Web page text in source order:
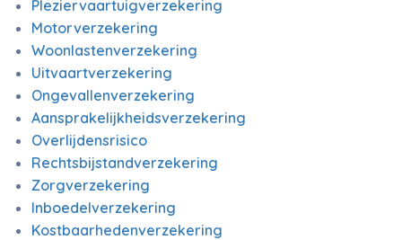
Pleziervaartuigverzekering
Motorverzekering
Woonlastenverzekering
Uitvaartverzekering
Ongevallenverzekering
Aansprakelijkheidsverzekering
Overlijdensrisico
Rechtsbijstandverzekering
Zorgverzekering
Inboedelverzekering
Kostbaarhedenverzekering